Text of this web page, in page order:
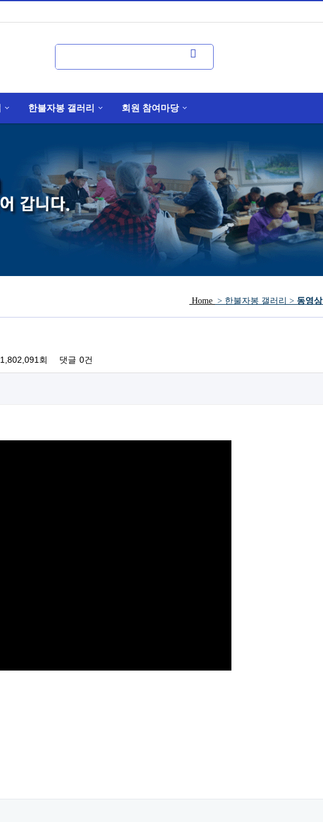
한불자봉 갤러리 회원 참여마당
Home > 한불자봉 갤러리 > 동영
1,802,091회 댓글 0건
방문인사.